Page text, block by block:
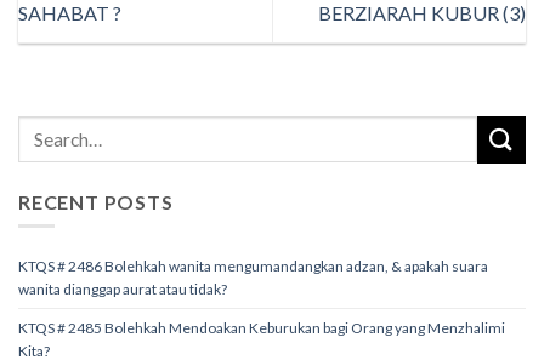
SAHABAT ?
BERZIARAH KUBUR (3)
RECENT POSTS
KTQS # 2486 Bolehkah wanita mengumandangkan adzan, & apakah suara
wanita dianggap aurat atau tidak?
KTQS # 2485 Bolehkah Mendoakan Keburukan bagi Orang yang Menzhalimi
Kita?